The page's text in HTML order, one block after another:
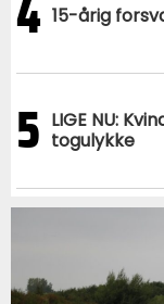
15-årig
5 LIGE NU:
togulykke